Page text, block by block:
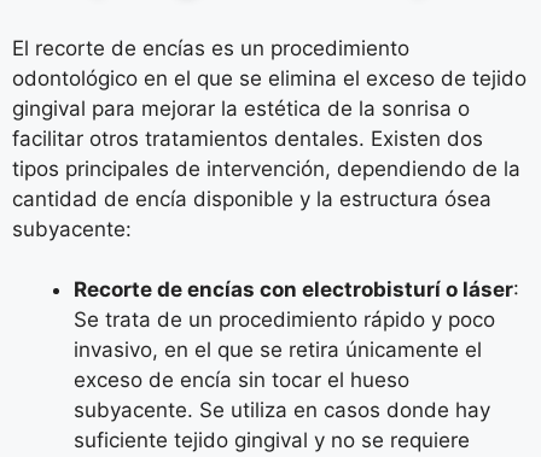
El recorte de encías es un procedimiento
odontológico en el que se elimina el exceso de tejido
gingival para mejorar la estética de la sonrisa o
facilitar otros tratamientos dentales. Existen dos
tipos principales de intervención, dependiendo de la
cantidad de encía disponible y la estructura ósea
subyacente:
Recorte de encías con electrobisturí o láser:
Se trata de un procedimiento rápido y poco
invasivo, en el que se retira únicamente el
exceso de encía sin tocar el hueso
subyacente. Se utiliza en casos donde hay
suficiente tejido gingival y no se requiere